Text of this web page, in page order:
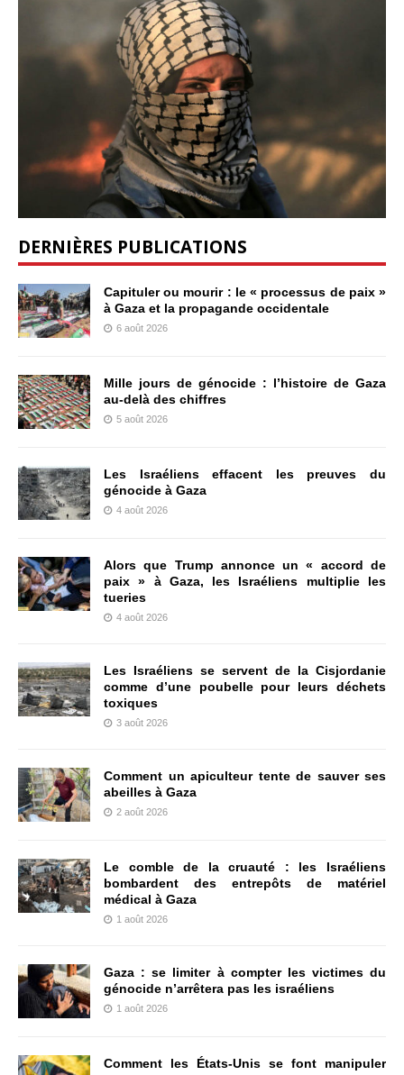
DERNIÈRES PUBLICATIONS
Capituler ou mourir : le « processus de paix »
à Gaza et la propagande occidentale
6 août 2026
Mille jours de génocide : l’histoire de Gaza
au-delà des chiffres
5 août 2026
Les Israéliens effacent les preuves du
génocide à Gaza
4 août 2026
Alors que Trump annonce un « accord de
paix » à Gaza, les Israéliens multiplie les
tueries
4 août 2026
Les Israéliens se servent de la Cisjordanie
comme d’une poubelle pour leurs déchets
toxiques
3 août 2026
Comment un apiculteur tente de sauver ses
abeilles à Gaza
2 août 2026
Le comble de la cruauté : les Israéliens
bombardent des entrepôts de matériel
médical à Gaza
1 août 2026
Gaza : se limiter à compter les victimes du
génocide n’arrêtera pas les israéliens
1 août 2026
Comment les États-Unis se font manipuler